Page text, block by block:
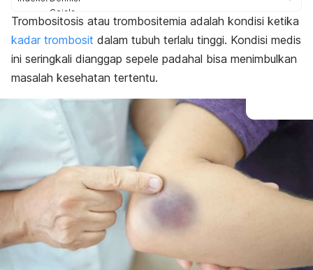
Gejala
Penyebab
Komplikasi
Diagnosis
Pengobatan
Trombositosis atau trombositemia adalah kondisi ketika
kadar trombosit dalam tubuh terlalu tinggi. Kondisi medis
ini seringkali dianggap sepele padahal bisa menimbulkan
masalah kesehatan tertentu.